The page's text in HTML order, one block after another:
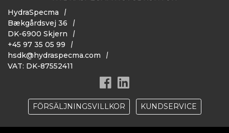
HydraSpecma
Bækgårdsvej 36
DK-6900 Skjern
+45 97 35 05 99
hsdk@hydraspecma.com
VAT: DK-87552411
FÖRSÄLJNINGSVILLKOR KUNDSERVICE